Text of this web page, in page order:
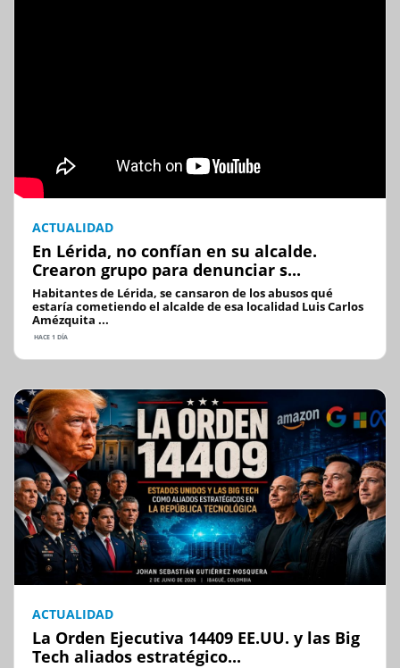
ACTUALIDAD
En Lérida, no confían en su alcalde.
Crearon grupo para denunciar s...
Habitantes de Lérida, se cansaron de los abusos qué
estaría cometiendo el alcalde de esa localidad Luis Carlos
Amézquita ...
HACE 1 DÍA
ACTUALIDAD
La Orden Ejecutiva 14409 EE.UU. y las Big
Tech aliados estratégico...